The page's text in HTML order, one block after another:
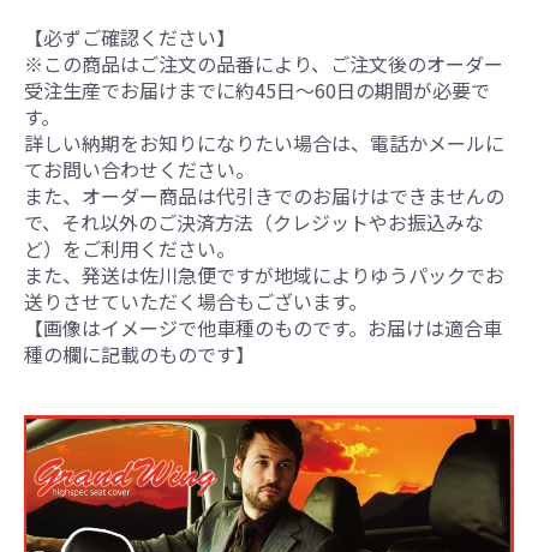
【必ずご確認ください】
※この商品はご注文の品番により、ご注文後のオーダー
受注生産でお届けまでに約45日～60日の期間が必要で
す。
詳しい納期をお知りになりたい場合は、電話かメールに
てお問い合わせください。
また、オーダー商品は代引きでのお届けはできませんの
で、それ以外のご決済方法（クレジットやお振込みな
ど）をご利用ください。
また、発送は佐川急便ですが地域によりゆうパックでお
送りさせていただく場合もございます。
【画像はイメージで他車種のものです。お届けは適合車
種の欄に記載のものです】